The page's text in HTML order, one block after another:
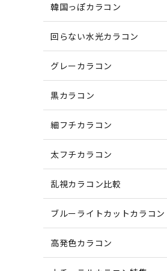
韓国っぽカラコン
回らない水光カラコン
グレーカラコン
黒カラコン
細フチカラコン
太フチカラコン
乱視カラコン比較
ブルーライトカットカラコン
高発色カラコン